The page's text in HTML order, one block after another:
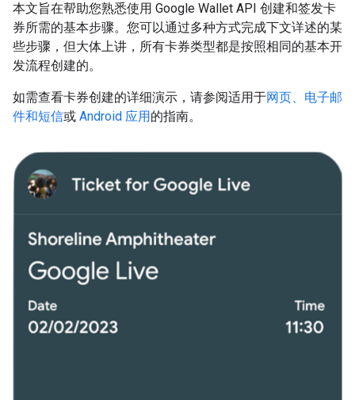
本文旨在帮助您熟悉使用 Google Wallet API 创建和签发卡
券所需的基本步骤。您可以通过多种方式完成下文详述的某
些步骤，但大体上讲，所有卡券类型都是按照相同的基本开
发流程创建的。
如需查看卡券创建的详细演示，请参阅适用于网页、电子邮
件和短信或 Android 应用的指南。